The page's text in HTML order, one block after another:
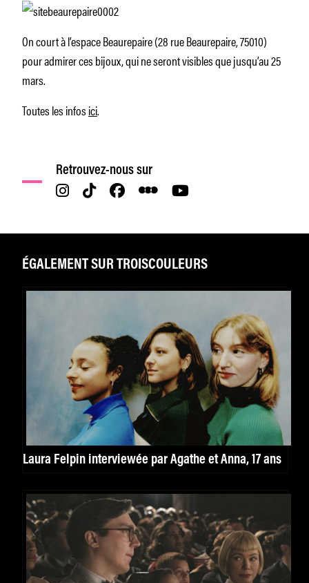
On court à l’espace Beaurepaire (28 rue Beaurepaire, 75010)
pour admirer ces bijoux, qui ne seront visibles que jusqu’au 25
mars.
Toutes les infosici.
Retrouvez-nous sur
ÉGALEMENT SUR TROISCOULEURS
Laura Felpin interviewée par Agathe et Anna, 17 ans